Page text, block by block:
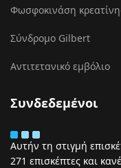
Φωσφοκινάση
Σύνδρομο Gilbert
Αντιτετανικό εμβόλιο
Συνδεδεμένοι
Αυτήν τη στιγμή
271 επισκέπτες και